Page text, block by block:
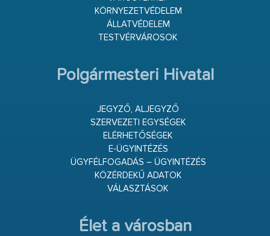
KÖRNYEZETVÉDELEM
ÁLLATVÉDELEM
TESTVÉRVÁROSOK
Polgármesteri Hivatal
JEGYZŐ, ALJEGYZŐ
SZERVEZETI EGYSÉGEK
ELÉRHETŐSÉGEK
E-ÜGYINTÉZÉS
ÜGYFÉLFOGADÁS – ÜGYINTÉZÉS
KÖZÉRDEKŰ ADATOK
VÁLASZTÁSOK
Élet a városban